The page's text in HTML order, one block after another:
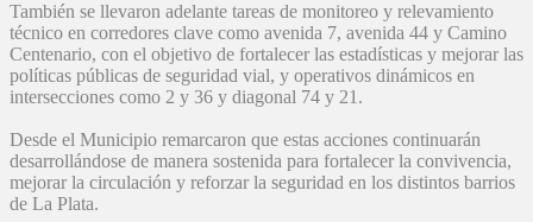
También se llevaron adelante tareas de monitoreo y relevamiento
técnico en corredores clave como avenida 7, avenida 44 y Camino
Centenario, con el objetivo de fortalecer las estadísticas y mejorar las
políticas públicas de seguridad vial, y operativos dinámicos en
intersecciones como 2 y 36 y diagonal 74 y 21.
Desde el Municipio remarcaron que estas acciones continuarán
desarrollándose de manera sostenida para fortalecer la convivencia,
mejorar la circulación y reforzar la seguridad en los distintos barrios
de La Plata.